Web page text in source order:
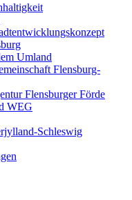
Umland
Flensburg-
Flensburger Förde
WEG
Schleswig